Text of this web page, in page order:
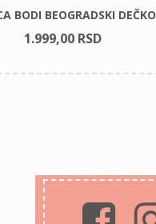
BODI BEOGRADSKI DEČKO
1.999,00 RSD